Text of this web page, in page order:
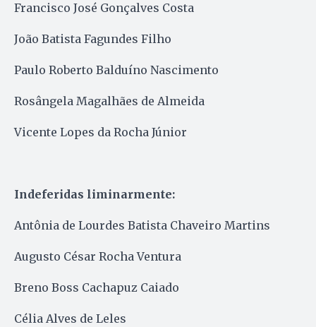
Francisco José Gonçalves Costa
João Batista Fagundes Filho
Paulo Roberto Balduíno Nascimento
Rosângela Magalhães de Almeida
Vicente Lopes da Rocha Júnior
Indeferidas liminarmente:
Antônia de Lourdes Batista Chaveiro Martins
Augusto César Rocha Ventura
Breno Boss Cachapuz Caiado
Célia Alves de Leles